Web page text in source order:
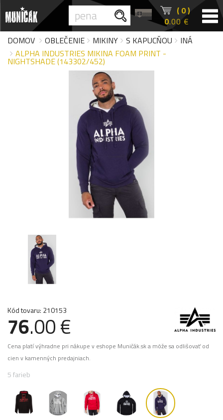
( 0 )
0.00 €
DOMOV
OBLEČENIE MIKINY S KAPUCŇOU
INÁ
ALPHA INDUSTRIES MIKINA FOAM PRINT -
NIGHTSHADE (143302/452)
Kód tovaru: 210153
76.00 €
Cena platí výhradne pri nákupe v eshope Muničák.sk a môže sa odlišovať od
cien v kamenných predajniach.
5 farieb